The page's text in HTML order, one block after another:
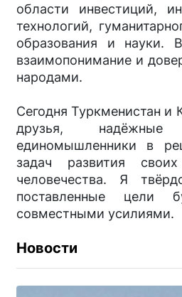
области инвестиций,
технологий,
образования и науки.
взаимопонимание и
народами.
Сегодня Туркменистан
друзья,
единомышленники в
задач развития
человечества. Я
поставленные цели
совместными усилиями.
Новости